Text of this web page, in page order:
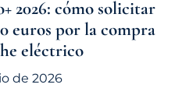
2026: cómo solicitar
euros por la compra
eléctrico
de 2026